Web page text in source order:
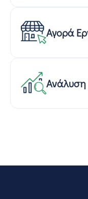
Αγορά
Ανάλυση